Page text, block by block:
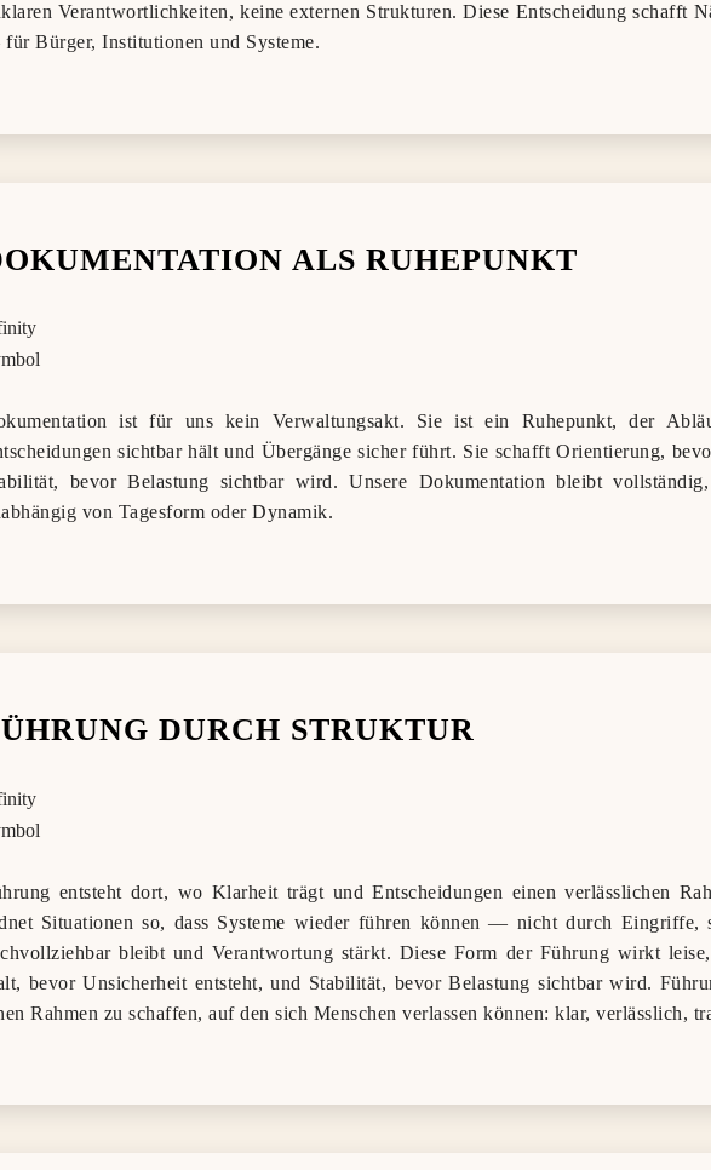
Verantwortlichkeiten, keine externen Strukturen. Diese Entscheidung schafft
Bürger, Institutionen und Systeme.
ALS RUHEPUNKT
ist für uns kein Verwaltungsakt. Sie ist ein Ruhepunkt, der
sichtbar hält und Übergänge sicher führt. Sie schafft Orientierung,
bevor Belastung sichtbar wird. Unsere Dokumentation bleibt
von Tagesform oder Dynamik.
DURCH STRUKTUR
entsteht dort, wo Klarheit trägt und Entscheidungen einen verlässlichen
Situationen so, dass Systeme wieder führen können — nicht durch Eingriffe,
bleibt und Verantwortung stärkt. Diese Form der Führung wirkt
bevor Unsicherheit entsteht, und Stabilität, bevor Belastung sichtbar wird.
Rahmen zu schaffen, auf den sich Menschen verlassen können: klar, verlässlich,